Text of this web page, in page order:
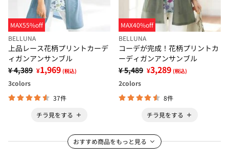
MAX55%off
BELLUNA
上品レース花柄プリントカーデ
ィガンアンサンブル
¥ 4,389 ¥1,969 (税込)
3colors
37件
チラ見をする
MAX40%off
BELLUNA
コーデが完成！花柄プリントカ
ーディガンアンサンブル
¥ 5,489 ¥3,289 (税込)
2colors
8件
チラ見をする
おすすめ商品をもっと見る